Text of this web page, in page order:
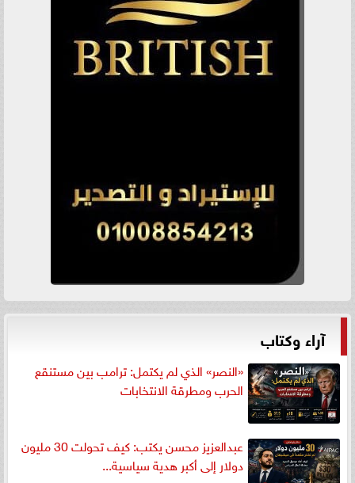
آراء وكتاب
«النصر» الذي لم يكتمل: ترامب بين مستنقع
الحرب ومطرقة الانتخابات
عبدالعزيز محسن يكتب: كيف تحولت 30 مليون
دولار إلى أكبر هدية سياسية...